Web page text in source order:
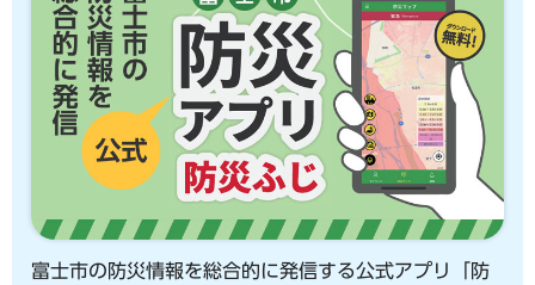
富士市の防災情報を総合的に発信する公式アプリ「防